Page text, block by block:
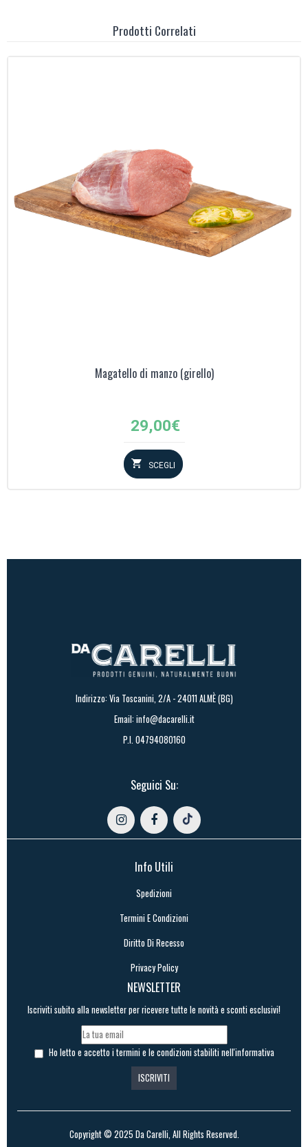
Prodotti Correlati
Magatello di manzo (girello)
29,00€
SCEGLI
Indirizzo: Via Toscanini, 2/A - 24011 ALMÈ (BG)
Email: info@dacarelli.it
P.I. 04794080160
Seguici Su:
Info Utili
Spedizioni
Termini E Condizioni
Diritto Di Recesso
Privacy Policy
NEWSLETTER
Iscriviti subito alla newsletter per ricevere tutte le novità e sconti esclusivi!
Ho letto e accetto i termini e le condizioni stabiliti nell'informativa
Copyright © 2025 Da Carelli, All Rights Reserved.